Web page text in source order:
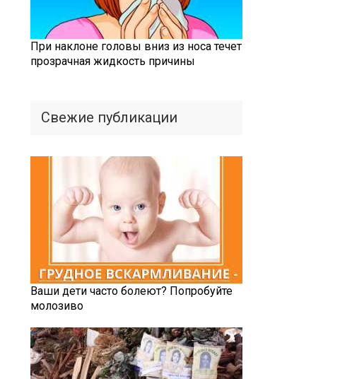
При наклоне головы вниз из носа течет
прозрачная жидкость причины
Свежие публикации
Ваши дети часто болеют? Попробуйте
молозиво